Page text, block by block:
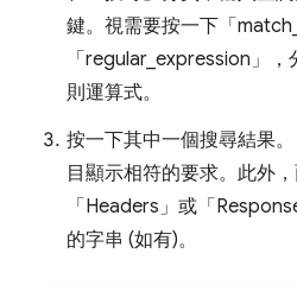
鍵。視需要按一下「
「regular_expression」
則運算式。
按一下其中一個搜尋結果。
目顯示相符的要求。此外
「Headers」 或「
的字串 (如有)。